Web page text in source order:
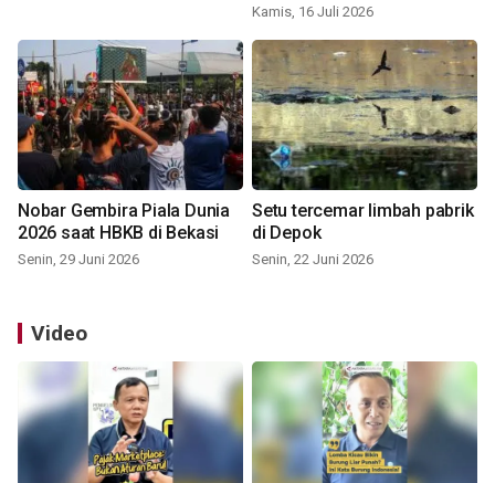
Kamis, 16 Juli 2026
Nobar Gembira Piala Dunia
2026 saat HBKB di Bekasi
Senin, 29 Juni 2026
Setu tercemar limbah pabrik
di Depok
Senin, 22 Juni 2026
Video